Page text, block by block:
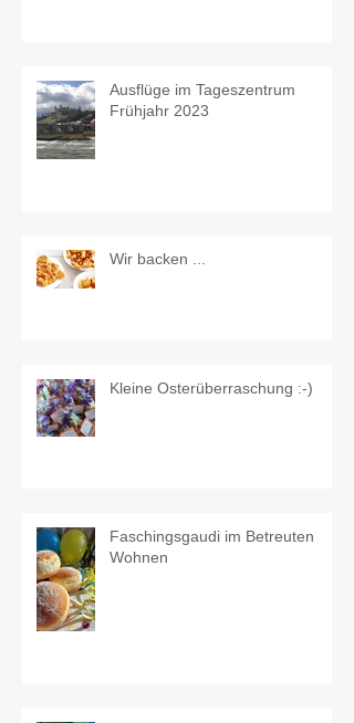
Ausflüge im Tageszentrum
Frühjahr 2023
Wir backen ...
Kleine Osterüberraschung :-)
Faschingsgaudi im Betreuten
Wohnen